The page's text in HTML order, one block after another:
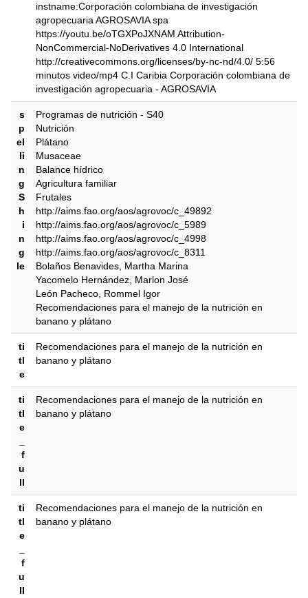
instname:Corporación colombiana de investigación
agropecuaria AGROSAVIA spa
https://youtu.be/oTGXPoJXNAM Attribution-
NonCommercial-NoDerivatives 4.0 International
http://creativecommons.org/licenses/by-nc-nd/4.0/ 5:56
minutos video/mp4 C.I Caribia Corporación colombiana de
investigación agropecuaria - AGROSAVIA
s
p
el
li
n
g
S
h
i
n
g
le
Programas de nutrición - S40
Nutrición
Plátano
Musaceae
Balance hídrico
Agricultura familiar
Frutales
http://aims.fao.org/aos/agrovoc/c_49892
http://aims.fao.org/aos/agrovoc/c_5989
http://aims.fao.org/aos/agrovoc/c_4998
http://aims.fao.org/aos/agrovoc/c_8311
Bolaños Benavides, Martha Marina
Yacomelo Hernández, Marlon José
León Pacheco, Rommel Igor
Recomendaciones para el manejo de la nutrición en
banano y plátano
ti
tl
e
Recomendaciones para el manejo de la nutrición en
banano y plátano
ti
tl
e
f
u
ll
Recomendaciones para el manejo de la nutrición en
banano y plátano
ti
tl
e
f
u
ll
Recomendaciones para el manejo de la nutrición en
banano y plátano